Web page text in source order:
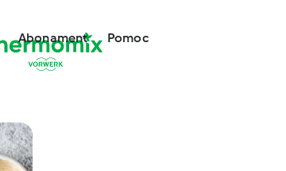
Abonament Pomoc